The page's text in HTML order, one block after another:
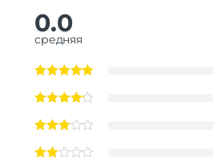
0.0
средняя